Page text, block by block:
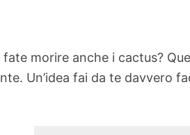
morire anche i cactus?
Un’idea fai da te davvero